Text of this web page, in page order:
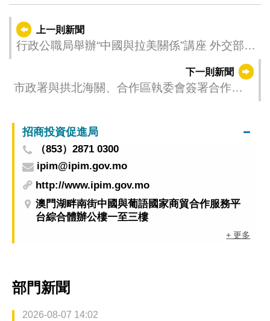
上一則新聞
行政公職局舉辦“中國與拉美關係”講座 外交部張
下一則新聞
市政署與拱北海關、合作區執委會簽署合作協
招商投資促進局
（853）2871 0300
ipim@ipim.gov.mo
http://www.ipim.gov.mo
澳門湖畔南街中國與葡語國家商貿合作服務平
台綜合體辦公樓一至三樓
+ 更多
部門新聞
2026-08-07 14:02